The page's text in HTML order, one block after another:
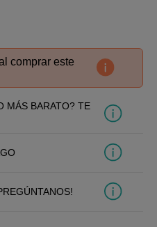
comprar este
MÁS BARATO? TE